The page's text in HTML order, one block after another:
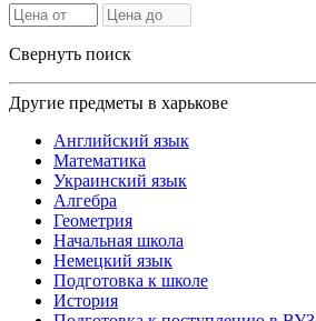
Свернуть поиск
Другие предметы в харькове
Английский язык
Математика
Украинский язык
Алгебра
Геометрия
Начальная школа
Немецкий язык
Подготовка к школе
История